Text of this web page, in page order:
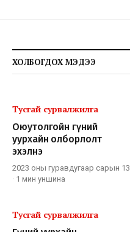
ХОЛБОГДОХ МЭДЭЭ
Тусгай сурвалжилга
Оюутолгойн гүний
уурхайн олборлолт
эхэлнэ
2023 оны гуравдугаар сарын 13
· 1 мин уншина
Тусгай сурвалжилга